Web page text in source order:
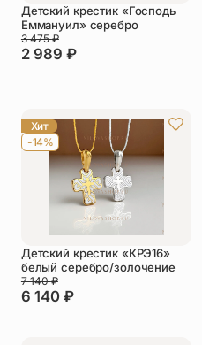
Детский крестик «Господь
Еммануил» серебро
2 989 ₽
3 475₽
Хит
-14%
Детский крестик «КРЭ16»
белый серебро/золочение
6 140 ₽
7 140₽